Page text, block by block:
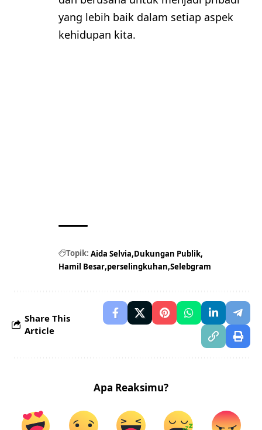
yang lebih baik dalam setiap aspek
kehidupan kita.
Topik: Aida Selvia Dukungan Publik
Hamil Besar perselingkuhan Selebgram
Share This
Article
Apa Reaksimu?